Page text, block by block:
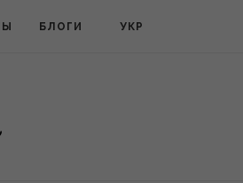
БЛОГИ УКР